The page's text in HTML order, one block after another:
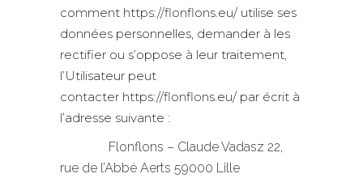
comment https://flonflons.eu/ utilise ses
données personnelles, demander à les
rectifier ou s’oppose à leur traitement,
l’Utilisateur peut
contacter https://flonflons.eu/ par écrit à
l’adresse suivante :
Flonflons – Claude Vadasz 22,
rue de l’Abbé Aerts 59000 Lille